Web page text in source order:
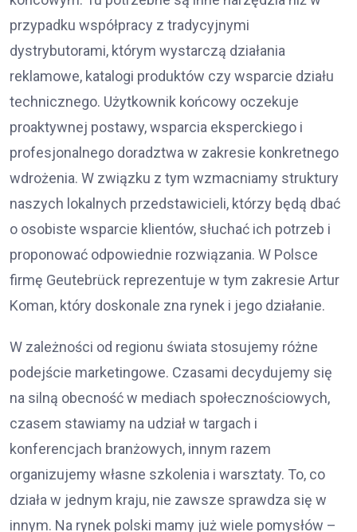
przypadku współpracy z tradycyjnymi
dystrybutorami, którym wystarczą działania
reklamowe, katalogi produktów czy wsparcie działu
technicznego. Użytkownik końcowy oczekuje
proaktywnej postawy, wsparcia eksperckiego i
profesjonalnego doradztwa w zakresie konkretnego
wdrożenia. W związku z tym wzmacniamy struktury
naszych lokalnych przedstawicieli, którzy będą dbać
o osobiste wsparcie klientów, słuchać ich potrzeb i
proponować odpowiednie rozwiązania. W Polsce
firmę Geutebrück reprezentuje w tym zakresie Artur
Koman, który doskonale zna rynek i jego działanie.
W zależności od regionu świata stosujemy różne
podejście marketingowe. Czasami decydujemy się
na silną obecność w mediach społecznościowych,
czasem stawiamy na udział w targach i
konferencjach branżowych, innym razem
organizujemy własne szkolenia i warsztaty. To, co
działa w jednym kraju, nie zawsze sprawdza się w
innym. Na rynek polski mamy już wiele pomysłów –